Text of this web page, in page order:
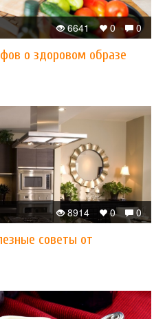
0
0
6641
о здоровом образе
0
0
8914
советы от